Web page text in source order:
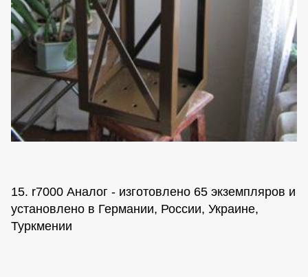
15. r7000 Аналог - изготовлено 65 экземпляров и
установлено в Германии, России, Украине,
Туркмении